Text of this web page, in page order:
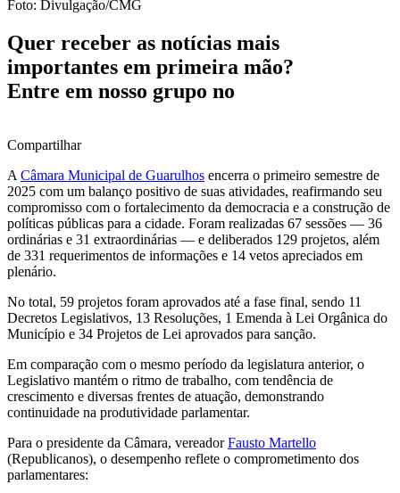
Foto: Divulgação/CMG
Quer receber as notícias mais
importantes em primeira mão?
Entre em nosso grupo no
Compartilhar
A Câmara Municipal de Guarulhos encerra o primeiro semestre de
2025 com um balanço positivo de suas atividades, reafirmando seu
compromisso com o fortalecimento da democracia e a construção de
políticas públicas para a cidade. Foram realizadas 67 sessões — 36
ordinárias e 31 extraordinárias — e deliberados 129 projetos, além
de 331 requerimentos de informações e 14 vetos apreciados em
plenário.
No total, 59 projetos foram aprovados até a fase final, sendo 11
Decretos Legislativos, 13 Resoluções, 1 Emenda à Lei Orgânica do
Município e 34 Projetos de Lei aprovados para sanção.
Em comparação com o mesmo período da legislatura anterior, o
Legislativo mantém o ritmo de trabalho, com tendência de
crescimento e diversas frentes de atuação, demonstrando
continuidade na produtividade parlamentar.
Para o presidente da Câmara, vereadorFausto Martello
(Republicanos), o desempenho reflete o comprometimento dos
parlamentares: